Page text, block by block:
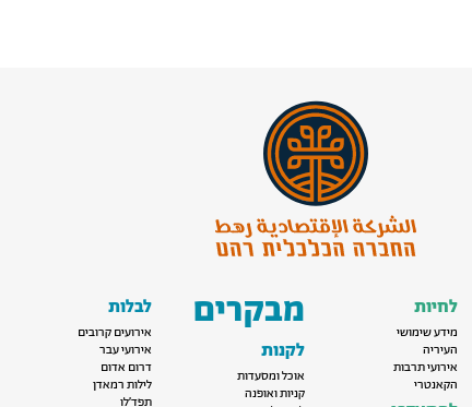
לחיות
מידע שימושי
העיריה
אירועי תרבות
הקאנטרי
מבקרים
לקנות
אוכל ומסעדות
קניות ואופנה
לבלות
אירועים קרובים
אירועי עבר
דרום אדום
לילות רמאדן
תפד׳לו